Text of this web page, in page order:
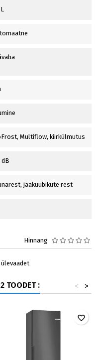
Multiflow, kiirkülmutus
dB
jääkuubikute rest
Hinnang
TOODET : >
<
favorite_border